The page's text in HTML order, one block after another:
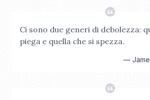
Ci sono due generi di debolezza:
piega e quella che si spezza.
—